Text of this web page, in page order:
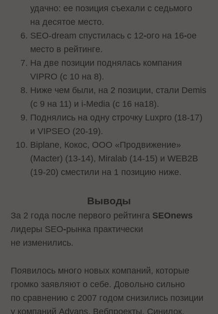
удачно: ее позиция съехали с седьмого
на десятое место.
SEO-dream спустилась с 12-ого на 16-ое
место в рейтинге.
На две позиции поднялась компания
VIPRO (с 10 на 8).
Ниже чем были, на 2 позиции, стали Demis
(с 9 на 11) и i-Media (с 16 на18).
Поднялись на одну строчку Luxpro (18-17)
и VIPSEO (20-19).
Biplane, Кокос, ООО «Продвижение»
(Macter) (13-14), Miralab (14-15) и WEB2B
(19-20) сместили на 1 позицию ниже.
Выводы
За 2 года после первого рейтинга SEOnews
лидеры SEO-рынка практически
не изменились.
Появилось много новых компаний, которые
громко заявляют о себе. Довольно сильно
по сравнению с 2007 годом снизились позиции
у компаний Advans, Вебпроекты, Синилок.